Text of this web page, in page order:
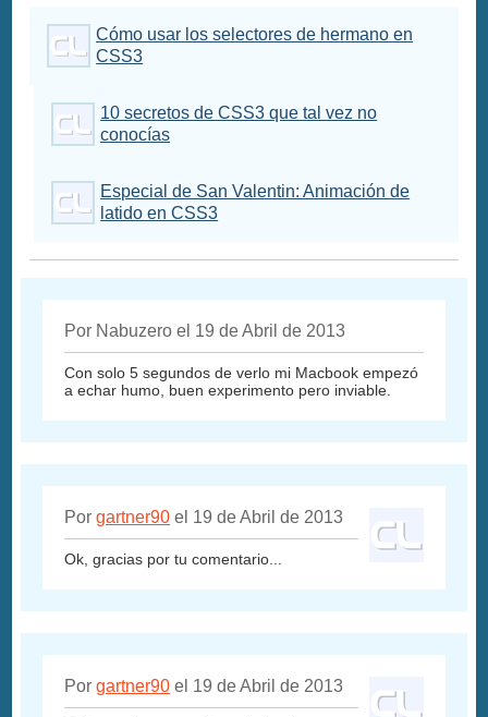
Cómo usar los selectores de hermano en
CSS3
10 secretos de CSS3 que tal vez no
conocías
Especial de San Valentin: Animación de
latido en CSS3
Por Nabuzero el 19 de Abril de 2013
Con solo 5 segundos de verlo mi Macbook empezó
a echar humo, buen experimento pero inviable.
Porgartner90 el 19 de Abril de 2013
Ok, gracias por tu comentario...
Porgartner90 el 19 de Abril de 2013